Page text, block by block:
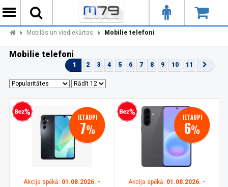
Mobilās un viediekārtas Mobilie telefoni
Mobilie telefoni
1 2 3 4 5 6 7 8 9 10 11
kredīts IETAUPI
7%
Akcija spēkā: 01.08.2026. -
Bezprocentu kredīts IETAUPI
6%
Akcija spēkā: 01.08.2026. -